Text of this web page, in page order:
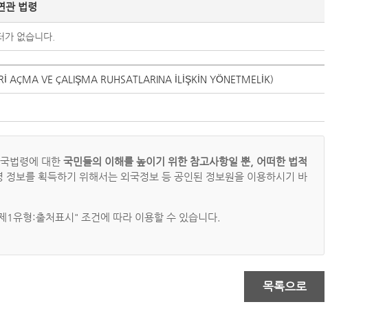
관 법령
가 없습니다.
AÇMA VE ÇALIŞMA RUHSATLARINA İLİŞKİN YÖNETMELİK)
법령에 대한 국민들의 이해를 높이기 위한 참고사항일 뿐, 어떠한 법적
정보를 획득하기 위해서는 외국정보 등 공인된 정보원을 이용하시기 바
1유형:출처표시" 조건에 따라 이용할 수 있습니다.
목록으로